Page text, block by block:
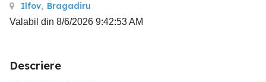
Ilfov, Bragadiru
Valabil din 8/6/2026 9:42:53 AM
Descriere